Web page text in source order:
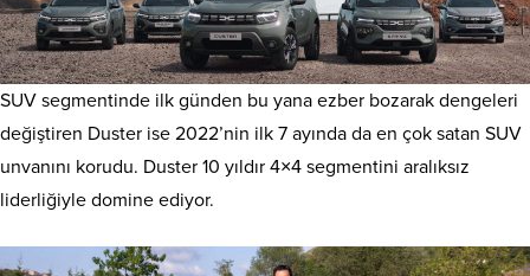
SUV segmentinde ilk günden bu yana ezber bozarak dengeleri
değiştiren Duster ise 2022’nin ilk 7 ayında da en çok satan SUV
unvanını korudu. Duster 10 yıldır 4×4 segmentini aralıksız
liderliğiyle domine ediyor.